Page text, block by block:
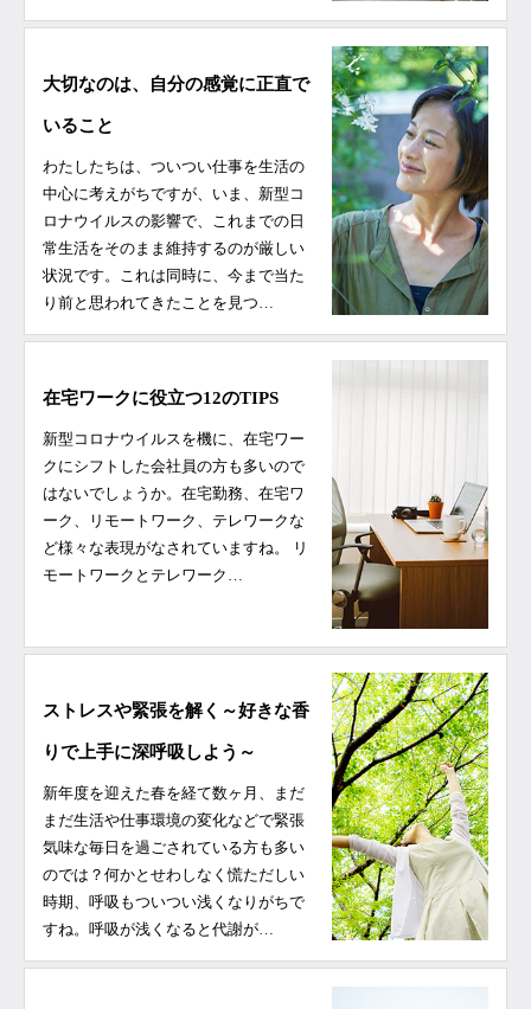
大切なのは、自分の感覚に正直で
いること
わたしたちは、ついつい仕事を生活の
中心に考えがちですが、いま、新型コ
ロナウイルスの影響で、これまでの日
常生活をそのまま維持するのが厳しい
状況です。これは同時に、今まで当た
り前と思われてきたことを見つ…
在宅ワークに役立つ12のTIPS
新型コロナウイルスを機に、在宅ワー
クにシフトした会社員の方も多いので
はないでしょうか。在宅勤務、在宅ワ
ーク、リモートワーク、テレワークな
ど様々な表現がなされていますね。 リ
モートワークとテレワーク…
ストレスや緊張を解く～好きな香
りで上手に深呼吸しよう～
新年度を迎えた春を経て数ヶ月、まだ
まだ生活や仕事環境の変化などで緊張
気味な毎日を過ごされている方も多い
のでは？何かとせわしなく慌ただしい
時期、呼吸もついつい浅くなりがちで
すね。呼吸が浅くなると代謝が…